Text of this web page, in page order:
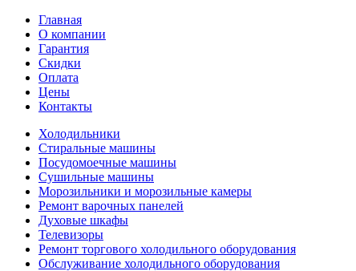
Главная
О компании
Гарантия
Скидки
Оплата
Цены
Контакты
Холодильники
Стиральные машины
Посудомоечные машины
Сушильные машины
Морозильники и морозильные камеры
Ремонт варочных панелей
Духовые шкафы
Телевизоры
Ремонт торгового холодильного оборудования
Обслуживание холодильного оборудования